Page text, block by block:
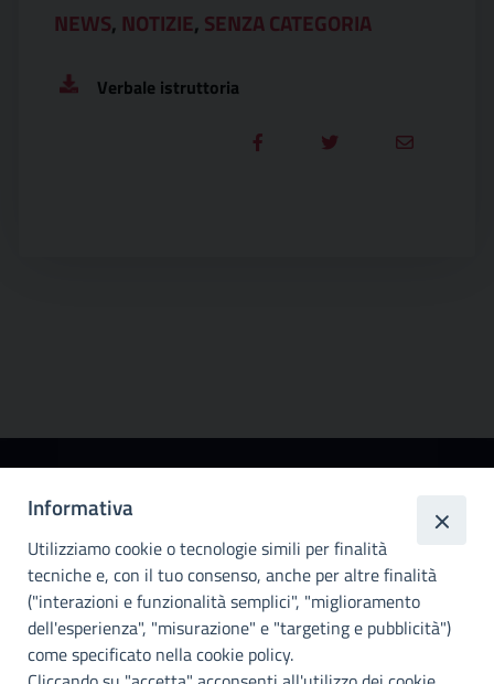
NEWS, NOTIZIE, SENZA CATEGORIA
Verbale istruttoria
metropolitana di
Palermo
Info e contatti
Città Metropoliitana di Palermo
Via Maqueda, 100 - 90134 - Palermo
Cod. Fisc. 80021470820
Informativa
Utilizziamo cookie o tecnologie simili per finalità
tecniche e, con il tuo consenso, anche per altre finalità
("interazioni e funzionalità semplici", "miglioramento
dell'esperienza", "misurazione" e "targeting e pubblicità")
come specificato nella cookie policy.